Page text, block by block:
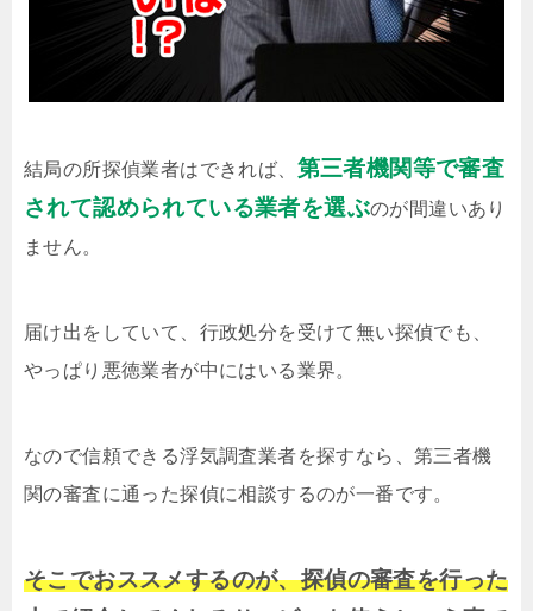
結局の所探偵業者はできれば、 第三者機関等で審査
されて認められている業者を選ぶのが間違いあり
ません。
届け出をしていて、行政処分を受けて無い探偵でも、
やっぱり悪徳業者が中にはいる業界。
なので信頼できる浮気調査業者を探すなら、第三者機
関の審査に通った探偵に相談するのが一番です。
そこでおススメするのが、探偵の審査を行った